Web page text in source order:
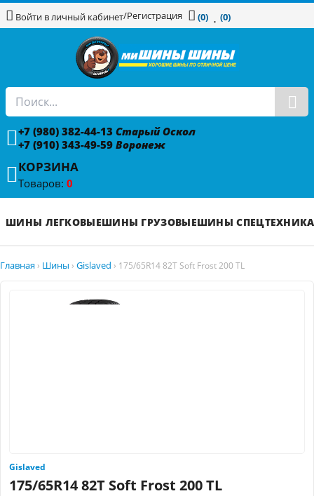
Войти в личный кабинет/Регистрация (0) (0)
+7 (980) 382-44-13 Старый Оскол
+7 (910) 343-49-59 Воронеж
КОРЗИНА
Товаров: 0
ШИНЫ ЛЕГКОВЫЕШИНЫ ГРУЗОВЫЕШИНЫ СПЕЦТЕХНИКА
Главная › Шины › Gislaved › 175/65R14 82T Soft Frost 200 TL
Gislaved
175/65R14 82T Soft Frost 200 TL